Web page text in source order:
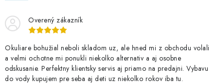
Overený zákazník
Okuliare bohužial neboli skladom uz, ale hned mi z obchodu volali
a velmi ochotne mi ponukli niekolko alternativ a aj osobne
odskusanie. Perfektny klientsky servis aj priamo na predajni. Vybavu
do vody kupujem pre seba aj deti uz niekolko rokov iba tu.